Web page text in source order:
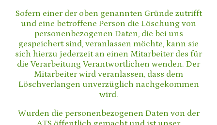
Sofern einer der oben genannten Gründe zutrifft
und eine betroffene Person die Löschung von
personenbezogenen Daten, die bei uns
gespeichert sind, veranlassen möchte, kann sie
sich hierzu jederzeit an einen Mitarbeiter des für
die Verarbeitung Verantwortlichen wenden. Der
Mitarbeiter wird veranlassen, dass dem
Löschverlangen unverzüglich nachgekommen
wird.
Wurden die personenbezogenen Daten von der